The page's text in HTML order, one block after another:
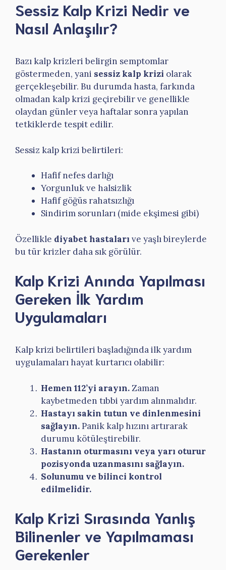
Sessiz Kalp Krizi Nedir ve
Nasıl Anlaşılır?
Bazı kalp krizleri belirgin semptomlar
göstermeden, yani sessiz kalp krizi olarak
gerçekleşebilir. Bu durumda hasta, farkında
olmadan kalp krizi geçirebilir ve genellikle
olaydan günler veya haftalar sonra yapılan
tetkiklerde tespit edilir.
Sessiz kalp krizi belirtileri:
Hafif nefes darlığı
Yorgunluk ve halsizlik
Hafif göğüs rahatsızlığı
Sindirim sorunları (mide ekşimesi gibi)
Özellikle diyabet hastaları ve yaşlı bireylerde
bu tür krizler daha sık görülür.
Kalp Krizi Anında Yapılması
Gereken İlk Yardım
Uygulamaları
Kalp krizi belirtileri başladığında ilk yardım
uygulamaları hayat kurtarıcı olabilir:
Hemen 112’yi arayın.Zaman
kaybetmeden tıbbi yardım alınmalıdır.
Hastayı sakin tutun ve dinlenmesini
sağlayın.Panik kalp hızını artırarak
durumu kötüleştirebilir.
Hastanın oturmasını veya yarı oturur
pozisyonda uzanmasını sağlayın.
Solunumu ve bilinci kontrol
edilmelidir.
Kalp Krizi Sırasında Yanlış
Bilinenler ve Yapılmaması
Gerekenler